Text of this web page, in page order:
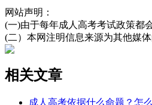
网站声明：
(一)由于每年成人高考考试政策都
(二）本网注明信息来源为其他媒
相关文章
成人高考依据什么命题？怎